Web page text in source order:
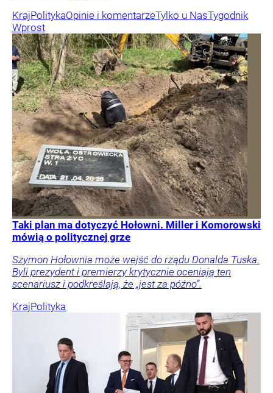
KrajPolitykaOpinie i komentarzeTylko u NasTygodnik
Wprost
Taki plan ma dotyczyć Hołowni. Miller i Komorowski
mówią o politycznej grze
Szymon Hołownia może wejść do rządu Donalda Tuska.
Byli prezydent i premierzy krytycznie oceniają ten
scenariusz i podkreślają, że „jest za późno”.
KrajPolityka